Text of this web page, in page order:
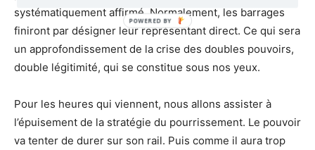
systématiquement affirmé. Normalement, les barrages
finiront par désigner leur représentant direct. Ce qui sera
un approfondissement de la crise des doubles pouvoirs,
double légitimité, qui se constitue sous nos yeux.
Pour les heures qui viennent, nous allons assister à
l’épuisement de la stratégie du pourrissement. Le pouvoir
va tenter de durer sur son rail. Puis comme il aura trop